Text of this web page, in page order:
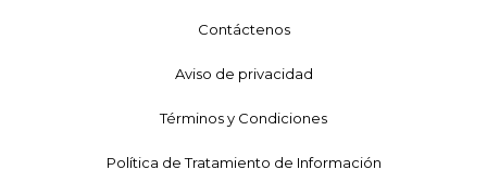
Contáctenos
Aviso de privacidad
Términos y Condiciones
Política de Tratamiento de Información